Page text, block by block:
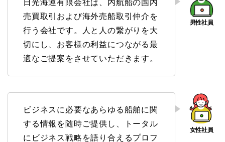
日光海運有限会社は、内航船の国内
売買取引および海外売船取引仲介を
行う会社です。人と人の繋がりを大
切にし、お客様の利益につながる最
適なご提案をさせていただきます。
ビジネスに必要なあらゆる船舶に関
する情報を随時ご提供し、トータル
にビジネス戦略を語り合えるプロフ